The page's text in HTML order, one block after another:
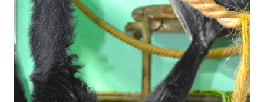
oso gato o especies de película como los suricatas o
lémures son algunos de los animales entrañables que se
podrán encontrar en sus hábitats a lo largo de las 16
hectáreas de recorrido haciendo una parada para aprender
en sus actividades educativas de mamíferos marinos y aves.
La visita guiada navideña se presenta como la novedad de